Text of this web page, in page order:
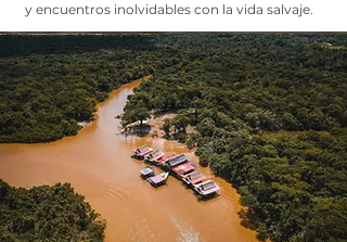
y encuentros inolvidables con la vida salvaje.